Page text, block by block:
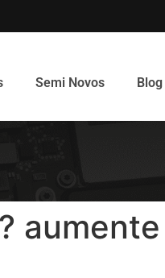
Semi Novos Blog